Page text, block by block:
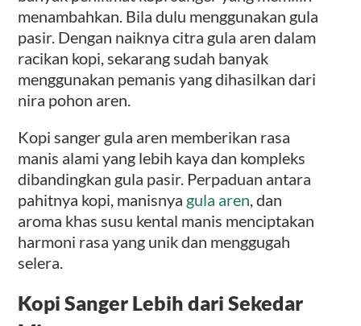
menambahkan. Bila dulu menggunakan gula
pasir. Dengan naiknya citra gula aren dalam
racikan kopi, sekarang sudah banyak
menggunakan pemanis yang dihasilkan dari
nira pohon aren.
Kopi sanger gula aren memberikan rasa
manis alami yang lebih kaya dan kompleks
dibandingkan gula pasir. Perpaduan antara
pahitnya kopi, manisnya gula aren, dan
aroma khas susu kental manis menciptakan
harmoni rasa yang unik dan menggugah
selera.
Kopi Sanger Lebih dari Sekedar